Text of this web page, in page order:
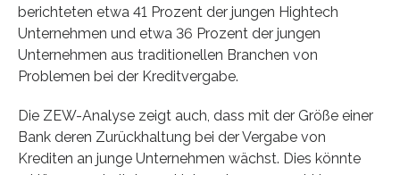
berichteten etwa 41 Prozent der jungen Hightech
Unternehmen und etwa 36 Prozent der jungen
Unternehmen aus traditionellen Branchen von
Problemen bei der Kreditvergabe.
Die ZEW-Analyse zeigt auch, dass mit der Größe einer
Bank deren Zurückhaltung bei der Vergabe von
Krediten an junge Unternehmen wächst. Dies könnte